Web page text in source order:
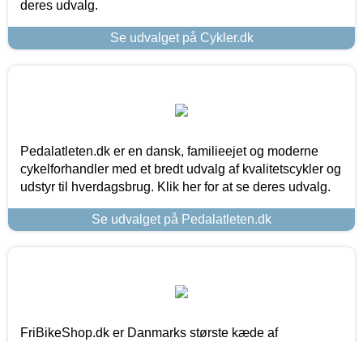
deres udvalg.
Se udvalget på Cykler.dk
Pedalatleten.dk er en dansk, familieejet og moderne
cykelforhandler med et bredt udvalg af kvalitetscykler og
udstyr til hverdagsbrug. Klik her for at se deres udvalg.
Se udvalget på Pedalatleten.dk
FriBikeShop.dk er Danmarks største kæde af